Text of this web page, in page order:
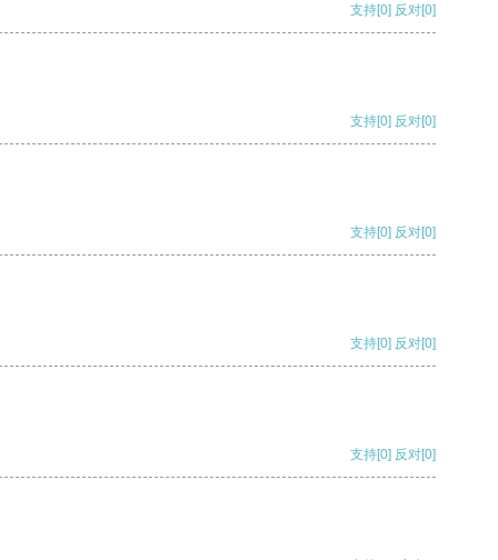
支持[0] 反对[0]
支持[0] 反对[0]
支持[0] 反对[0]
支持[0] 反对[0]
支持[0] 反对[0]